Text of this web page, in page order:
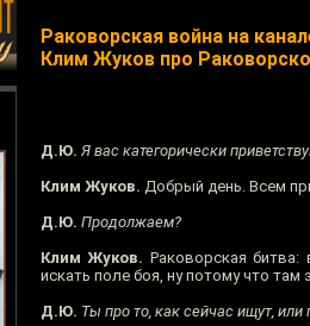
Раковорская война на
Клим Жуков про
Д.Ю. Я вас категорически
Клим Жуков. Добрый день. Всем
Д.Ю. Продолжаем?
Клим Жуков. Раковорская
искать поле боя, ну потому что там
Д.Ю. Ты про то, как сейчас ищут,